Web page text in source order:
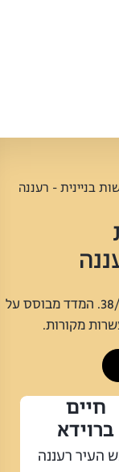
בניינית - רעננה
אלו היזמים המובילים בתמ"א 38/1, תמ"א 38/2. המדד מבוסס על
מקורות.
חיים
ברוידא
העיר רעננה